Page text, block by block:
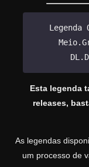
Esta legenda
releases,
As legendas
um processo de